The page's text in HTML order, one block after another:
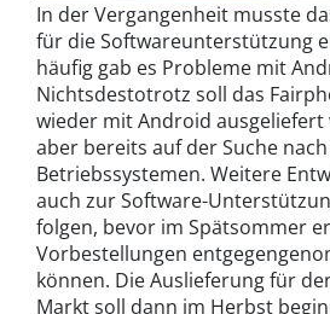
In der Vergangenheit musste
für die Softwareunterstützung
häufig gab es Probleme mit
Nichtsdestotrotz soll das
wieder mit Android ausgeliefert
aber bereits auf der Suche
Betriebssystemen. Weitere
auch zur Software-
folgen, bevor im Spätsommer
Vorbestellungen
können. Die Auslieferung für
Markt soll dann im Herbst